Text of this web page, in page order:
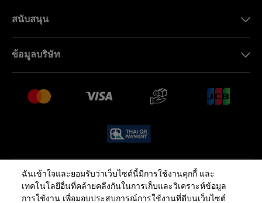
สนับสนุน
คำถามที่พบบ่อย (FAQ)
เงื่อนไขหลังการขาย
ข้อมูลบริษัท
งาน
นโยบายความเป็นส่วนตัว นโยบายคุกกี้
ฉันเข้าใจและยอมรับว่าเว็บไซต์นี้มีการใช้งานคุกกี้ และ
เทคโนโลยีอื่นที่คล้ายคลีงกันในการเก็บและวิเคราะห์ข้อมูล
การใช้งาน เพื่อมอบประสบการณ์การใช้งานที่ดีบนเว็บไซต์